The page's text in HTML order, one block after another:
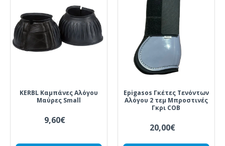
KERBL Καμπάνες Αλόγου
Μαύρες Small
9,60€
Epigasos Γκέτες Τενόντων
Αλόγου 2 τεμ Μπροστινές
Γκρι COB
20,00€